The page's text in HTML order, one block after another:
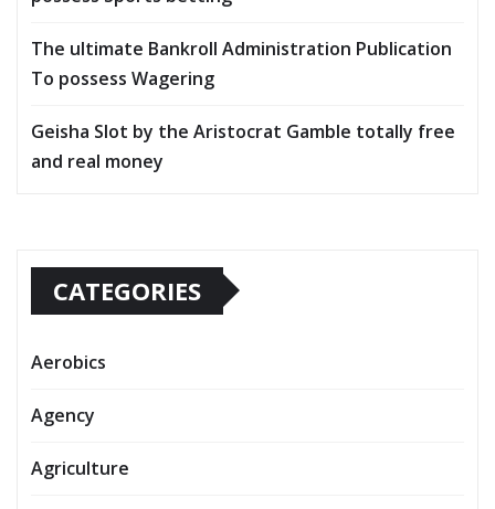
The ultimate Bankroll Administration Publication
To possess Wagering
Geisha Slot by the Aristocrat Gamble totally free
and real money
CATEGORIES
Aerobics
Agency
Agriculture